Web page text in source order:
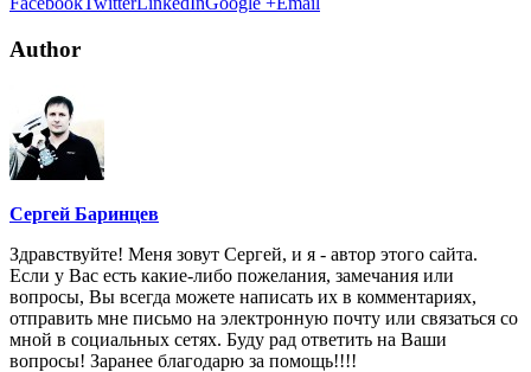
Author
Сергей Баринцев
Здравствуйте! Меня зовут Сергей, и я - автор этого сайта.
Если у Вас есть какие-либо пожелания, замечания или
вопросы, Вы всегда можете написать их в комментариях,
отправить мне письмо на электронную почту или связаться со
мной в социальных сетях. Буду рад ответить на Ваши
вопросы! Заранее благодарю за помощь!!!!